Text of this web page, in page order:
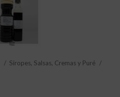
Siropes, Salsas, Cremas y Puré